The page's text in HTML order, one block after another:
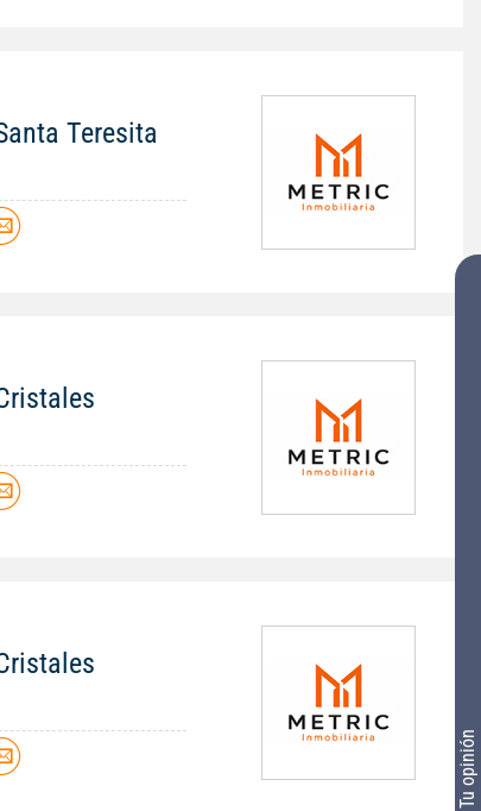
Tu opinión
Teresita